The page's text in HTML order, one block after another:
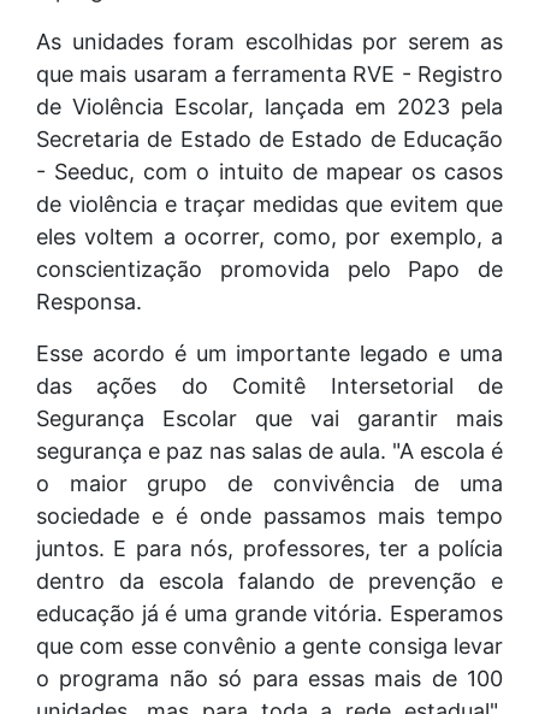
As unidades foram escolhidas por serem as
que mais usaram a ferramenta RVE - Registro
de Violência Escolar, lançada em 2023 pela
Secretaria de Estado de Estado de Educação
- Seeduc, com o intuito de mapear os casos
de violência e traçar medidas que evitem que
eles voltem a ocorrer, como, por exemplo, a
conscientização promovida pelo Papo de
Responsa.
Esse acordo é um importante legado e uma
das ações do Comitê Intersetorial de
Segurança Escolar que vai garantir mais
segurança e paz nas salas de aula. "A escola é
o maior grupo de convivência de uma
sociedade e é onde passamos mais tempo
juntos. E para nós, professores, ter a polícia
dentro da escola falando de prevenção e
educação já é uma grande vitória. Esperamos
que com esse convênio a gente consiga levar
o programa não só para essas mais de 100